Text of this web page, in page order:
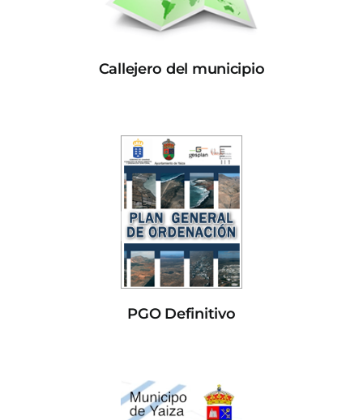
Callejero del municipio
PGO Definitivo